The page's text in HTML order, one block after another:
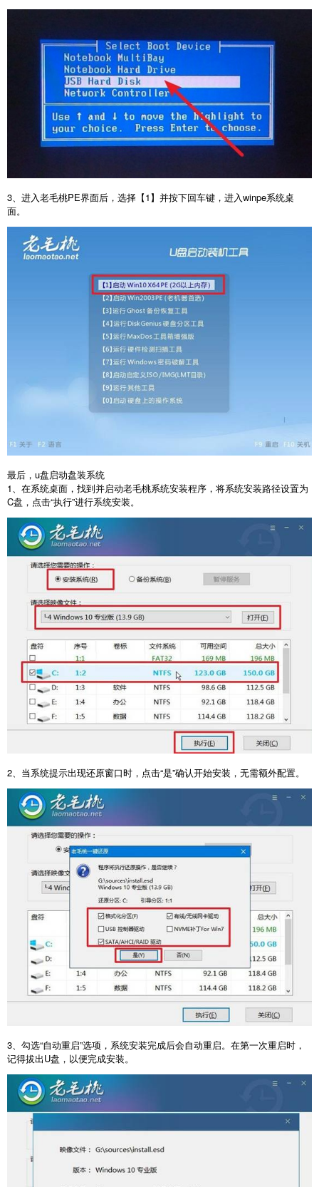
3、进入老毛桃PE界面后，选择【1】并按下回车键，进入winpe系统桌
面。
最后， u盘启动盘装系统
1、在系统桌面，找到并启动老毛桃系统安装程序，将系统安装路径设置为
C盘，点击“执行”进行系统安装。
2、当系统提示出现还原窗口时，点击“是”确认开始安装，无需额外配置。
3 、勾选“自动重启”选项，系统安装完成后会自动重启。在第一次重启时，
记得拔出U盘，以便完成安装。